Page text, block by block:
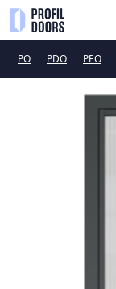
PO PDO PEO